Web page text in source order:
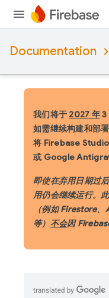
Documentation
我们将于 2027 年3
如需继续构建和部
将 Firebase
或 Google
即使在弃用日期过
用仍会继续运行。
（例如 Firestore
等） 不会因